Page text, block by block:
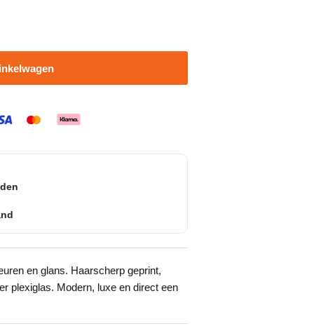
en glans. Haarscherp geprint,
plexiglas. Modern, luxe en direct een